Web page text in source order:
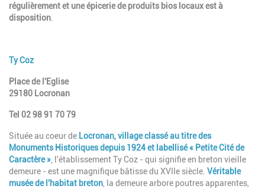
régulièrement et une épicerie de produits bios locaux est à
disposition
Ty Coz
Place de l'Eglise
29180 Locronan
Tel 02 98 91 70 79
Située au coeur de Locronan, village classé au titre des
Monuments Historiques depuis 1924 et labellisé « Petite Cité de
Caractère » , l'établissement Ty Coz - qui signifie en breton vieille
demeure - est une magnifique bâtisse du XVIIe siècle. Véritable
musée de l'habitat breton , la demeure arbore poutres apparentes,